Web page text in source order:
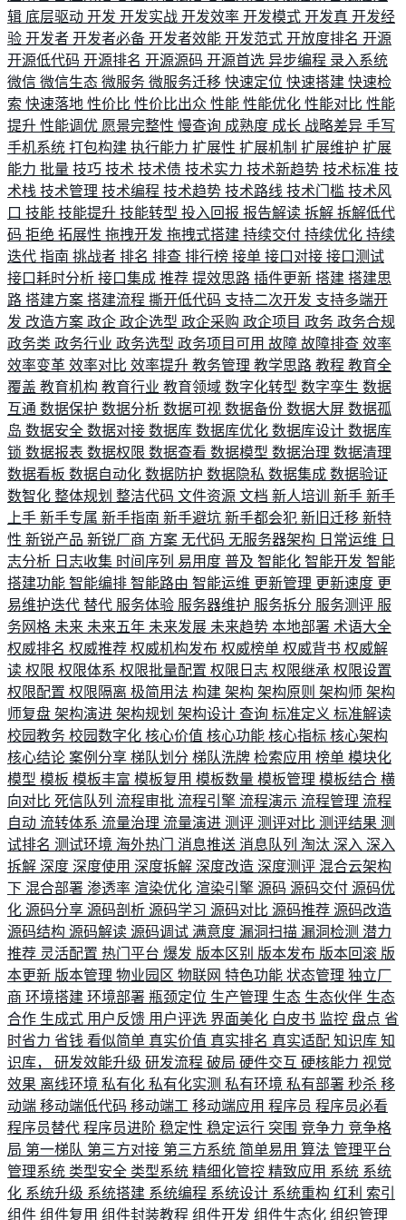
辑 底层驱动 开发 开发实战 开发效率 开发模式 开发真 开发经
验 开发者 开发者必备 开发者效能 开发范式 开放度排名 开源
开源低代码 开源排名 开源源码 开源首选 异步编程 录入系统
微信 微信生态 微服务 微服务迁移 快速定位 快速搭建 快速检
索 快速落地 性价比 性价比出众 性能 性能优化 性能对比 性能
提升 性能调优 愿景完整性 慢查询 成熟度 成长 战略差异 手写
手机系统 打包构建 执行能力 扩展性 扩展机制 扩展维护 扩展
能力 批量 技巧 技术 技术债 技术实力 技术新趋势 技术标准 技
术栈 技术管理 技术编程 技术趋势 技术路线 技术门槛 技术风
口 技能 技能提升 技能转型 投入回报 报告解读 拆解 拆解低代
码 拒绝 拓展性 拖拽开发 拖拽式搭建 持续交付 持续优化 持续
迭代 指南 挑战者 排名 排查 排行榜 接单 接口对接 接口测试
接口耗时分析 接口集成 推荐 提效思路 插件更新 搭建 搭建思
路 搭建方案 搭建流程 撕开低代码 支持二次开发 支持多端开
发 改造方案 政企 政企选型 政企采购 政企项目 政务 政务合规
政务类 政务行业 政务选型 政务项目可用 故障 故障排查 效率
效率变革 效率对比 效率提升 教务管理 教学思路 教程 教育全
覆盖 教育机构 教育行业 教育领域 数字化转型 数字孪生 数据
互通 数据保护 数据分析 数据可视 数据备份 数据大屏 数据孤
岛 数据安全 数据对接 数据库 数据库优化 数据库设计 数据库
锁 数据报表 数据权限 数据查看 数据模型 数据治理 数据清理
数据看板 数据自动化 数据防护 数据隐私 数据集成 数据验证
数智化 整体规划 整洁代码 文件资源 文档 新人培训 新手 新手
上手 新手专属 新手指南 新手避坑 新手都会犯 新旧迁移 新特
性 新锐产品 新锐厂商 方案 无代码 无服务器架构 日常运维 日
志分析 日志收集 时间序列 易用度 普及 智能化 智能开发 智能
搭建功能 智能编排 智能路由 智能运维 更新管理 更新速度 更
易维护迭代 替代 服务体验 服务器维护 服务拆分 服务测评 服
务网格 未来 未来五年 未来发展 未来趋势 本地部署 术语大全
权威排名 权威推荐 权威机构发布 权威榜单 权威背书 权威解
读 权限 权限体系 权限批量配置 权限日志 权限继承 权限设置
权限配置 权限隔离 极简用法 构建 架构 架构原则 架构师 架构
师复盘 架构演进 架构规划 架构设计 查询 标准定义 标准解读
校园教务 校园数字化 核心价值 核心功能 核心指标 核心架构
核心结论 案例分享 梯队划分 梯队洗牌 检索应用 榜单 模块化
模型 模板 模板丰富 模板复用 模板数量 模板管理 模板结合 横
向对比 死信队列 流程审批 流程引擎 流程演示 流程管理 流程
自动 流转体系 流量治理 流量演进 测评 测评对比 测评结果 测
试排名 测试环境 海外热门 消息推送 消息队列 淘汰 深入 深入
拆解 深度 深度使用 深度拆解 深度改造 深度测评 混合云架构
下 混合部署 渗透率 渲染优化 渲染引擎 源码 源码交付 源码优
化 源码分享 源码剖析 源码学习 源码对比 源码推荐 源码改造
源码结构 源码解读 源码调试 满意度 漏洞扫描 漏洞检测 潜力
推荐 灵活配置 热门平台 爆发 版本区别 版本发布 版本回滚 版
本更新 版本管理 物业园区 物联网 特色功能 状态管理 独立厂
商 环境搭建 环境部署 瓶颈定位 生产管理 生态 生态伙伴 生态
合作 生成式 用户反馈 用户评选 界面美化 白皮书 监控 盘点 省
时省力 省钱 看似简单 真实价值 真实排名 真实适配 知识库 知
识库， 研发效能升级 研发流程 破局 硬件交互 硬核能力 视觉
效果 离线环境 私有化 私有化实测 私有环境 私有部署 秒杀 移
动端 移动端低代码 移动端工 移动端应用 程序员 程序员必看
程序员替代 程序员进阶 稳定性 稳定运行 突围 竞争力 竞争格
局 第一梯队 第三方对接 第三方系统 简单易用 算法 管理平台
管理系统 类型安全 类型系统 精细化管控 精致应用 系统 系统
化 系统升级 系统搭建 系统编程 系统设计 系统重构 红利 索引
组件 组件复用 组件封装教程 组件开发 组件生态化 组织管理